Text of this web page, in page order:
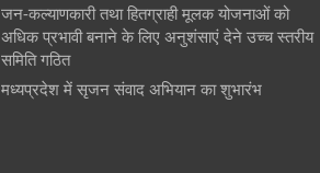
जन-कल्याणकारी तथा हितग्राही मूलक योजनाओं को
अधिक प्रभावी बनाने के लिए अनुशंसाएं देने उच्च स्तरीय
समिति गठित
मध्यप्रदेश में सृजन संवाद अभियान का शुभारंभ